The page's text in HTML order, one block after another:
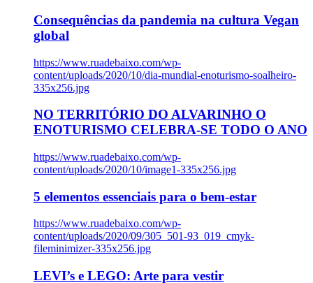
Consequências da pandemia na cultura Vegan
global
https://www.ruadebaixo.com/wp-
content/uploads/2020/10/dia-mundial-enoturismo-soalheiro-
335x256.jpg
NO TERRITÓRIO DO ALVARINHO O
ENOTURISMO CELEBRA-SE TODO O ANO
https://www.ruadebaixo.com/wp-
content/uploads/2020/10/image1-335x256.jpg
5 elementos essenciais para o bem-estar
https://www.ruadebaixo.com/wp-
content/uploads/2020/09/305_501-93_019_cmyk-
fileminimizer-335x256.jpg
LEVI’s e LEGO: Arte para vestir